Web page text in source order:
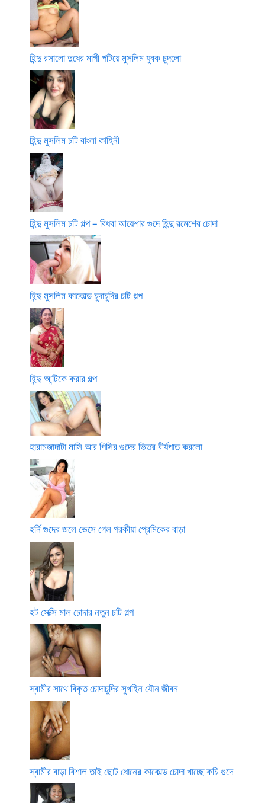
হিন্দু রসালো দুধের মাগী পটিয়ে মুসলিম যুবক চুদলো
হিন্দু মুসলিম চটি বাংলা কাহিনী
হিন্দু মুসলিম চটি গল্প – বিধবা আয়েশার গুদে হিন্দু রমেশের চোদা
হিন্দু মুসলিম কাকোল্ড চুদাচুদির চটি গল্প
হিন্দু আন্টিকে করার গল্প
হারামজাদাটা মাসি আর পিসির গুদের ভিতর বীর্যপাত করলো
হর্নি গুদের জলে ভেসে গেল পরকীয়া প্রেমিকের বাড়া
হট সেক্সি মাল চোদার নতুন চটি গল্প
স্বামীর সাথে বিকৃত চোদাচুদির সুখহিন যৌন জীবন
স্বামীর বাড়া বিশাল তাই ছোট ধোনের কাকোল্ড চোদা খাচ্ছে কচি গুদে